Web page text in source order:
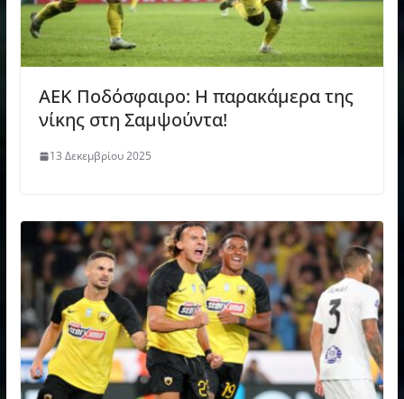
ΑΕΚ Ποδόσφαιρο: Η παρακάμερα της
νίκης στη Σαμψούντα!
13 Δεκεμβρίου 2025